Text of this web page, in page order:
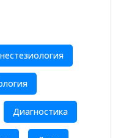
Диагностика